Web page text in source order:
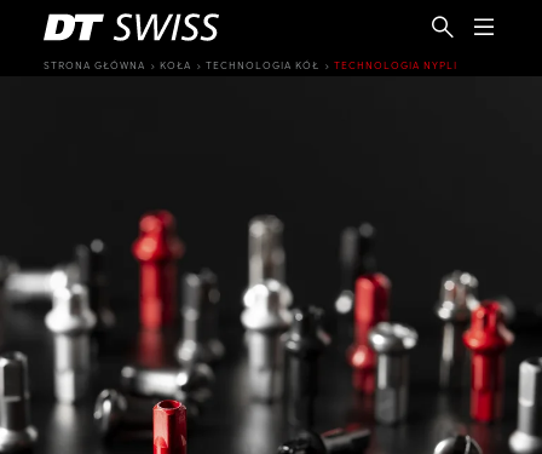
STRONA GŁÓWNA KOŁA TECHNOLOGIA KÓŁ TECHNOLOGIA NYPLI